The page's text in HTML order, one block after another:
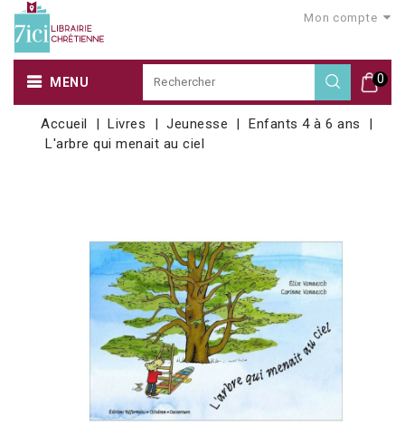
Mon compte
0
MENU
Accueil Livres Jeunesse
Enfants 4 à 6 ans
L'arbre qui menait au ciel